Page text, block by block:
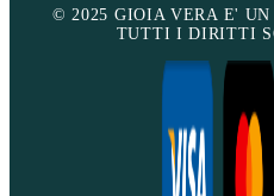
© 2025 GIOIA VERA E' UN
TUTTI I DIRITTI